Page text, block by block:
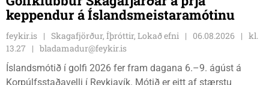
keppendur á Íslandsmeistaramótinu
feykir.is Skagafjörður, Íþróttir, Lokað efni 06.08.2026
kl.
13.27
bladamadur@feykir.is
Íslandsmótið í golfi 2026 fer fram dagana 6.–9. ágúst á
Korpúlfsstaðavelli í Reykjavík. Mótið er eitt af stærstu